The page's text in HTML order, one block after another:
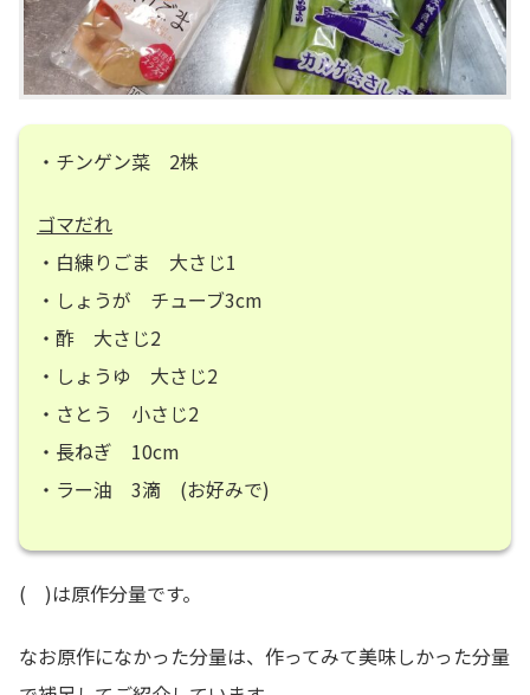
・チンゲン菜 2株
ゴマだれ
・白練りごま 大さじ1
・しょうが チューブ3cm
・酢 大さじ2
・しょうゆ 大さじ2
・さとう 小さじ2
・長ねぎ 10cm
・ラー油 3滴 (お好みで)
( )は原作分量です。
なお原作になかった分量は、作ってみて美味しかった分量